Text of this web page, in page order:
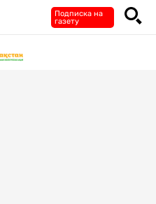
Подписка на
газету